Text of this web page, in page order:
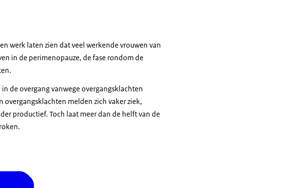
werk laten zien dat veel werkende vrouwen van
in de perimenopauze, de fase rondom de
de overgang vanwege overgangsklachten
melden zich vaker ziek,
productief. Toch laat meer dan de helft van de